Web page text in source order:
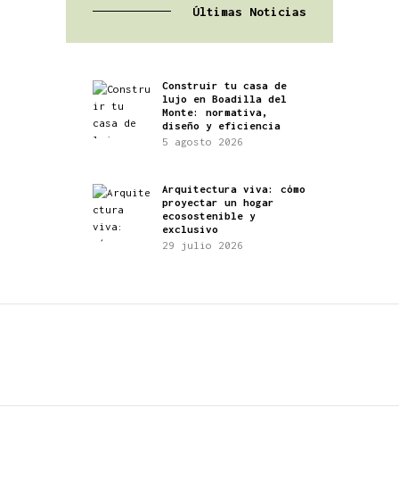
Últimas Noticias
Construir tu casa de
lujo en Boadilla del
Monte: normativa,
diseño y eficiencia
5 agosto 2026
Arquitectura viva: cómo
proyectar un hogar
ecosostenible y
exclusivo
29 julio 2026